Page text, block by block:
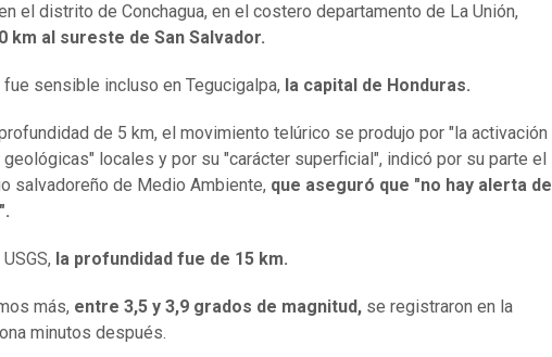
el distrito de Conchagua, en el costero departamento de La Unión,
km al sureste de San Salvador.
sensible incluso en Tegucigalpa, la capital de Honduras.
de 5 km, el movimiento telúrico se produjo por "la activación
locales y por su "carácter superficial", indicó por su parte el
salvadoreño de Medio Ambiente, que aseguró que "no hay alerta de
la profundidad fue de 15 km.
más, entre 3,5 y 3,9 grados de magnitud, se registraron en la
minutos después.